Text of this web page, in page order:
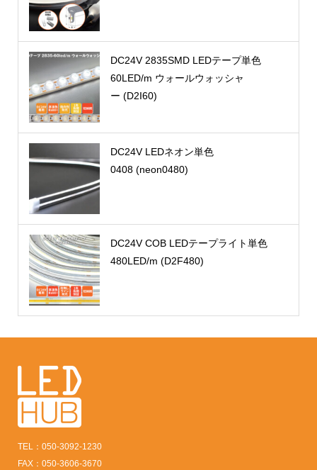
DC24V 2835SMD LEDテープ単色
60LED/m ウォールウォッシャ
ー (D2I60)
DC24V LEDネオン単色
0408 (neon0480)
DC24V COB LEDテープライト単色
480LED/m (D2F480)
TEL：050-3092-1230
FAX：050-3606-3670